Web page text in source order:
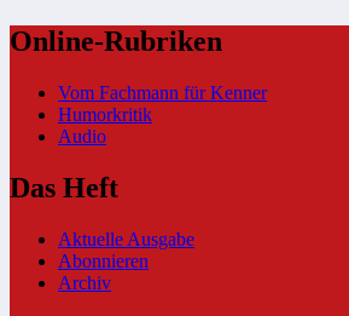
Online-Rubriken
Vom Fachmann für Kenner
Humorkritik
Audio
Das Heft
Aktuelle Ausgabe
Abonnieren
Archiv